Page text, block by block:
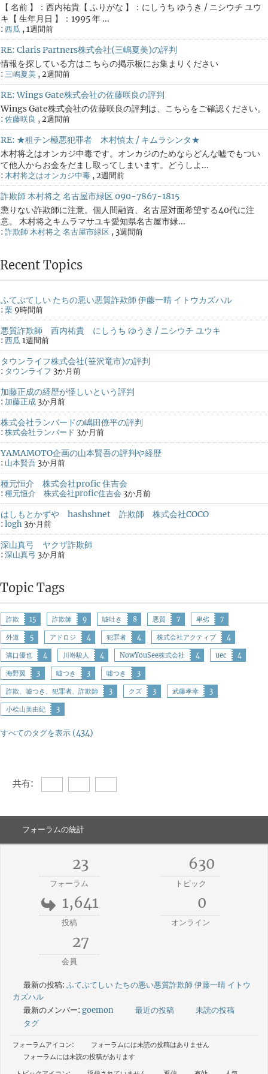
【 名前 】：西内祐貴【 ふりがな 】：にしうち ゆうき / ニシウチ ユウ
キ【 生年月日 】：1995 年 ...
: 西瓜 ,1週間前
RE: Claris Partners株式会社(三嶋夏美)の評判
情報を探している方はこちらの掲示板にお集まりください
: 三嶋夏美 ,2週間前
RE: Wings Gate株式会社の佐藤咲良の評判
Wings Gate株式会社の佐藤咲良の評判は、こちらをご確認ください。
: 佐藤咲良 ,2週間前
RE: ★租チン極悪犯罪者 木村慎太 / キムラシンタ★
木村将之はオンカジ中毒です。オンカジのためならどんな嘘でもつい
て他人からお金をだまし取ってしまいます。どうしよ...
: 木村将之はオンカジ中毒 ,2週間前
詐欺師 木村将之 名古屋市緑区 090-7867-1815
懲りない詐欺師に注意。個人間融資、名古屋対面希望する40代に注
意。 木村将之キムラマサユキ愛知県名古屋市緑...
: 詐欺師 木村将之 名古屋市緑区 , 3週間前
Recent Topics
ふてぶてしい たちの悪い悪質詐欺師 伊藤一晴 イトウカズハル
: 栗 9時間前
悪質詐欺師 西内祐貴 にしうち ゆうき / ニシウチ ユウキ
: 西瓜 1週間前
タウンライフ株式会社(笹沢竜市)の評判
: タウンライフ 3か月前
加藤正成の経歴が怪しいという評判
: 加藤正成 3か月前
株式会社ランバードの嶋田僚平の評判
: 株式会社ランバード 3か月前
YAMAMOTO企画の山本賢吾の評判や経歴
: 山本賢吾 3か月前
種元恒介 株式会社profic 住吉会
: 種元恒介 株式会社profic住吉会 3か月前
はしもとかずや hashshnet 詐欺師 株式会社COCO
: logh 3か月前
深山真弓 ヤクザ詐欺師
: 深山真弓 3か月前
Topic Tags
詐欺 15 詐欺師 9 嘘吐き 8 悪質 7 卑劣 7
外道 5 アドロジ 4 犯罪者 4 株式会社アクティブ 4
溝口優也 4 川嵜駿人 4 NowYouSee株式会社 4 uec 4
海野翼 3 嘘つき 3 噓つき 3
詐欺、嘘つき、犯罪者、詐欺師 3 クズ 3 武藤孝幸 3
小桧山美由紀 3
すべてのタグを表示 (434)
共有:
フォーラムの統計
23
フォーラム
630
トピック
1,641
投稿
0
オンライン
27
会員
最新の投稿: ふてぶてしい たちの悪い悪質詐欺師 伊藤一晴 イトウ
カズハル
最新のメンバー: goemon 最近の投稿
未読の投稿
タグ
フォーラムアイコン:
フォーラムには未読の投稿はありません
フォーラムには未読の投稿があります